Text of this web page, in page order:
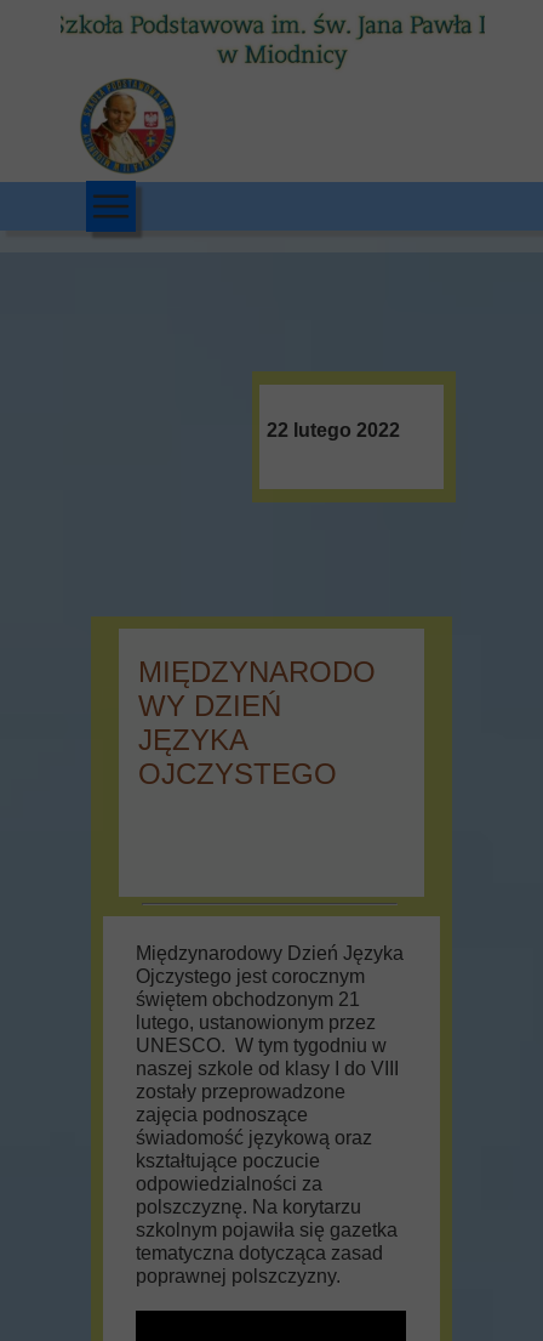
22 lutego 2022
Międzynarodowy Dzień Języka
Ojczystego jest corocznym
świętem obchodzonym 21
lutego, ustanowionym przez
UNESCO. W tym tygodniu w
naszej szkole od klasy I do VIII
zostały przeprowadzone
zajęcia podnoszące
świadomość językową oraz
kształtujące poczucie
odpowiedzialności za
polszczyznę. Na korytarzu
szkolnym pojawiła się gazetka
tematyczna dotycząca zasad
poprawnej polszczyzny.
MIĘDZYNARODO
WY DZIEŃ
JĘZYKA
OJCZYSTEGO